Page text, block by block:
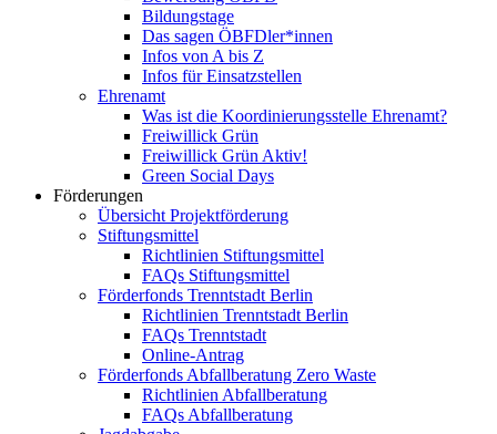
Bildungstage
Das sagen ÖBFDler*innen
Infos von A bis Z
Infos für Einsatzstellen
Ehrenamt
Was ist die Koordinierungsstelle Ehrenamt?
Freiwillick Grün
Freiwillick Grün Aktiv!
Green Social Days
Förderungen
Übersicht Projektförderung
Stiftungsmittel
Richtlinien Stiftungsmittel
FAQs Stiftungsmittel
Förderfonds Trenntstadt Berlin
Richtlinien Trenntstadt Berlin
FAQs Trenntstadt
Online-Antrag
Förderfonds Abfallberatung Zero Waste
Richtlinien Abfallberatung
FAQs Abfallberatung